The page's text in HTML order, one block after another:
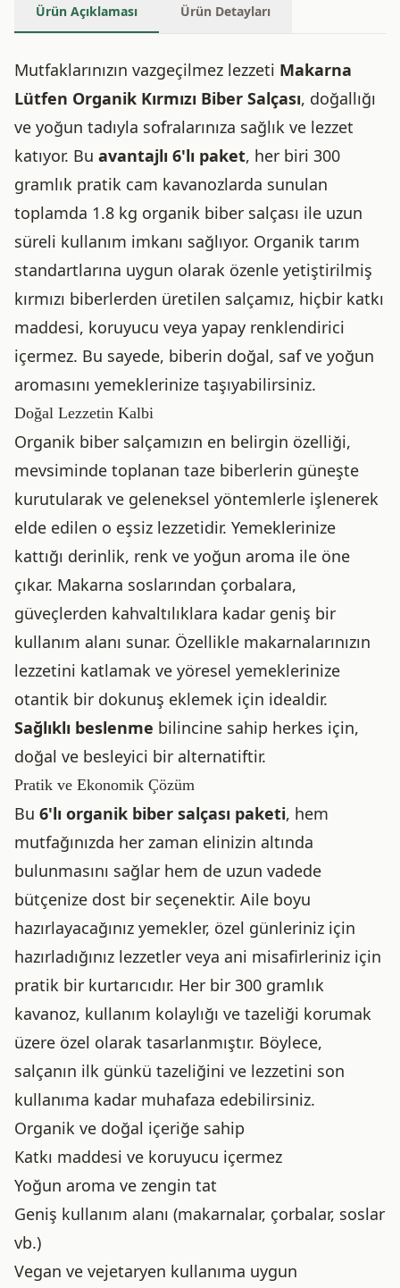
Ürün Açıklaması Ürün Detayları
Mutfaklarınızın vazgeçilmez lezzeti Makarna
Lütfen Organik Kırmızı Biber Salçası, doğallığı
ve yoğun tadıyla sofralarınıza sağlık ve lezzet
katıyor. Bu avantajlı 6'lı paket, her biri 300
gramlık pratik cam kavanozlarda sunulan
toplamda 1.8 kg organik biber salçası ile uzun
süreli kullanım imkanı sağlıyor. Organik tarım
standartlarına uygun olarak özenle yetiştirilmiş
kırmızı biberlerden üretilen salçamız, hiçbir katkı
maddesi, koruyucu veya yapay renklendirici
içermez. Bu sayede, biberin doğal, saf ve yoğun
aromasını yemeklerinize taşıyabilirsiniz.
Doğal Lezzetin Kalbi
Organik biber salçamızın en belirgin özelliği,
mevsiminde toplanan taze biberlerin güneşte
kurutularak ve geleneksel yöntemlerle işlenerek
elde edilen o eşsiz lezzetidir. Yemeklerinize
kattığı derinlik, renk ve yoğun aroma ile öne
çıkar. Makarna soslarından çorbalara,
güveçlerden kahvaltılıklara kadar geniş bir
kullanım alanı sunar. Özellikle makarnalarınızın
lezzetini katlamak ve yöresel yemeklerinize
otantik bir dokunuş eklemek için idealdir.
Sağlıklı beslenme bilincine sahip herkes için,
doğal ve besleyici bir alternatiftir.
Pratik ve Ekonomik Çözüm
Bu 6'lı organik biber salçası paketi, hem
mutfağınızda her zaman elinizin altında
bulunmasını sağlar hem de uzun vadede
bütçenize dost bir seçenektir. Aile boyu
hazırlayacağınız yemekler, özel günleriniz için
hazırladığınız lezzetler veya ani misafirleriniz için
pratik bir kurtarıcıdır. Her bir 300 gramlık
kavanoz, kullanım kolaylığı ve tazeliği korumak
üzere özel olarak tasarlanmıştır. Böylece,
salçanın ilk günkü tazeliğini ve lezzetini son
kullanıma kadar muhafaza edebilirsiniz.
Organik ve doğal içeriğe sahip
Katkı maddesi ve koruyucu içermez
Yoğun aroma ve zengin tat
Geniş kullanım alanı (makarnalar, çorbalar, soslar
vb.)
Vegan ve vejetaryen kullanıma uygun